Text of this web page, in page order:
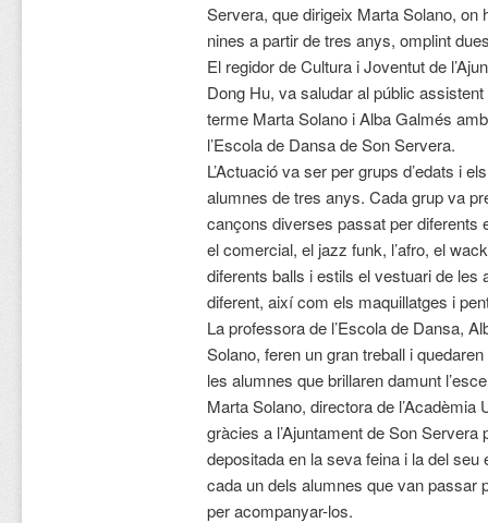
Servera, que dirigeix Marta Solano, on
nines a partir de tres anys, omplint
El regidor de Cultura i Joventut de
Dong Hu, va saludar al públic
terme Marta Solano i Alba Galmés
l’Escola de Dansa de Son Servera.
L’Actuació va ser per grups d’edats i
alumnes de tres anys. Cada grup va
cançons diverses passat per diferents
el comercial, el jazz funk, l’afro, el
diferents balls i estils el vestuari de les
diferent, així com els maquillatges i
La professora de l’Escola de Dansa,
Solano, feren un gran treball i
les alumnes que brillaren damunt
Marta Solano, directora de
gràcies a l’Ajuntament de Son
depositada en la seva feina i la del
cada un dels alumnes que van passar
per acompanyar-los.